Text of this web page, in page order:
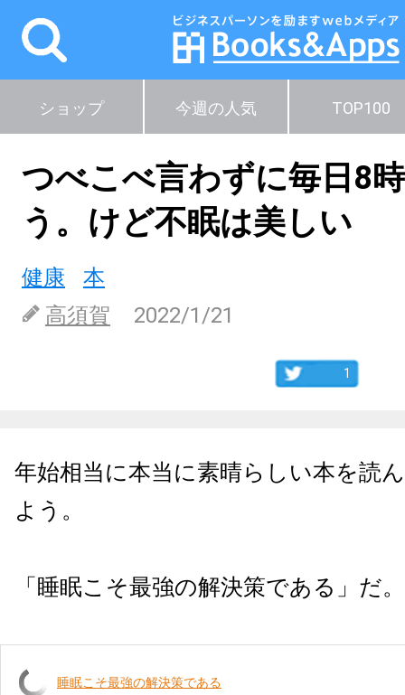
ショップ 今週の人気 TOP100
つべこべ言わずに毎日8
う。けど不眠は美しい
健康
本
高須賀
2022/1/21
1
年始相当に本当に素晴らしい本を読
よう。
「睡眠こそ最強の解決策である」だ。
睡眠こそ最強の解決策である